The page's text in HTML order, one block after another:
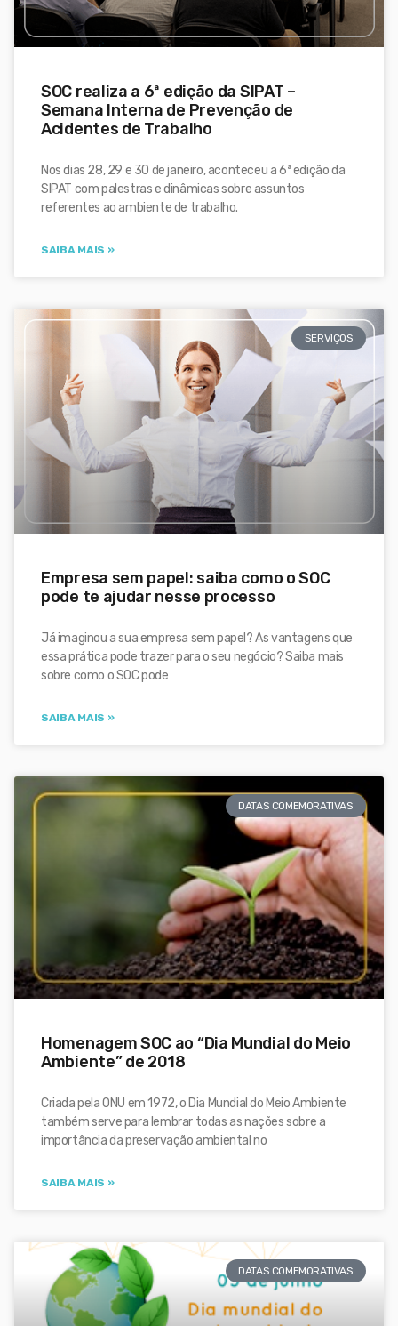
SOC realiza a 6ª edição da SIPAT –
Semana Interna de Prevenção de
Acidentes de Trabalho
Nos dias 28, 29 e 30 de janeiro, aconteceu a 6ª edição da
SIPAT com palestras e dinâmicas sobre assuntos
referentes ao ambiente de trabalho.
SAIBA MAIS »
SERVIÇOS
Empresa sem papel: saiba como o SOC
pode te ajudar nesse processo
Já imaginou a sua empresa sem papel? As vantagens que
essa prática pode trazer para o seu negócio? Saiba mais
sobre como o SOC pode
SAIBA MAIS »
DATAS COMEMORATIVAS
Homenagem SOC ao “Dia Mundial do Meio
Ambiente” de 2018
Criada pela ONU em 1972, o Dia Mundial do Meio Ambiente
também serve para lembrar todas as nações sobre a
importância da preservação ambiental no
SAIBA MAIS »
DATAS COMEMORATIVAS